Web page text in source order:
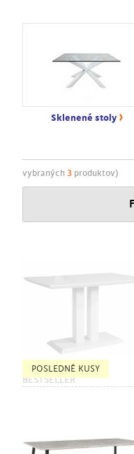
Sklenené stoly ›
vybraných 3 produktov)
POSLEDNÉ KUSY
BESTSELLER